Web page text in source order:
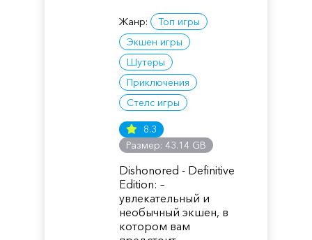
Жанр:
Топ игры
Экшен игры
Шутеры
Приключения
Стелс игры
8.3
Размер: 43.14 GB
Dishonored - Definitive
Edition: –
увлекательный и
необычный экшен, в
котором вам